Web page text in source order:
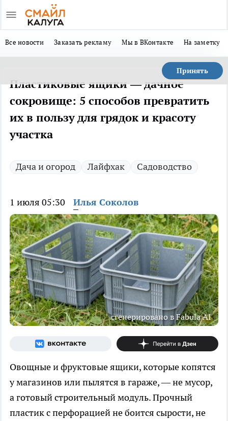
Все новости Заказать рекламу Мы в ВКонтакте На заметку
Принять
Пластиковые ящики — дачное
сокровище: 5 способов превратить
их в пользу для грядок и красоту
участка
Дача и огород Лайфхак Садоводство
1 июля 05:30 Илья Соколов
сгенерировано в Fabula AI
Овощные и фруктовые ящики, которые копятся
у магазинов или пылятся в гараже, — не мусор,
а готовый строительный модуль. Прочный
пластик с перфорацией не боится сырости, не